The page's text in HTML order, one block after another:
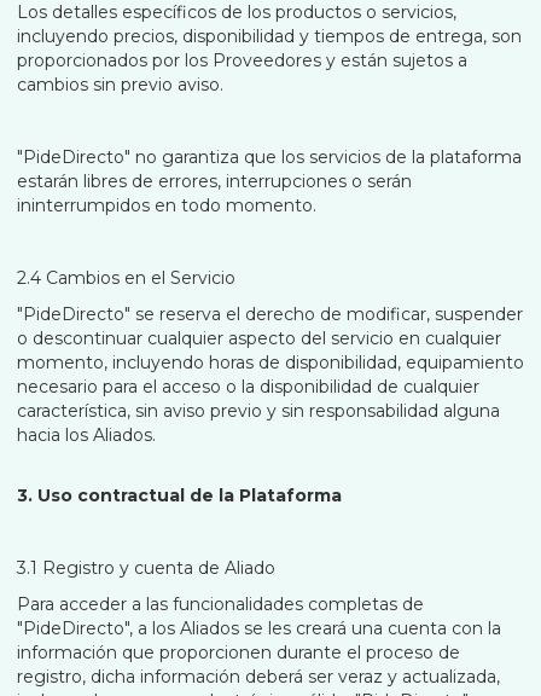
Los detalles específicos de los productos o servicios,
incluyendo precios, disponibilidad y tiempos de entrega, son
proporcionados por los Proveedores y están sujetos a
cambios sin previo aviso.
"PideDirecto" no garantiza que los servicios de la plataforma
estarán libres de errores, interrupciones o serán
ininterrumpidos en todo momento.
2.4 Cambios en el Servicio
"PideDirecto" se reserva el derecho de modificar, suspender
o descontinuar cualquier aspecto del servicio en cualquier
momento, incluyendo horas de disponibilidad, equipamiento
necesario para el acceso o la disponibilidad de cualquier
característica, sin aviso previo y sin responsabilidad alguna
hacia los Aliados.
3. Uso contractual de la Plataforma
3.1 Registro y cuenta de Aliado
Para acceder a las funcionalidades completas de
"PideDirecto", a los Aliados se les creará una cuenta con la
información que proporcionen durante el proceso de
registro, dicha información deberá ser veraz y actualizada,